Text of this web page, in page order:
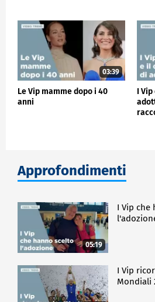
03:39
Le Vip mamme dopo i 40
anni
I
Approfondimenti
05:19
I Vip che
I Vip
Mondiali